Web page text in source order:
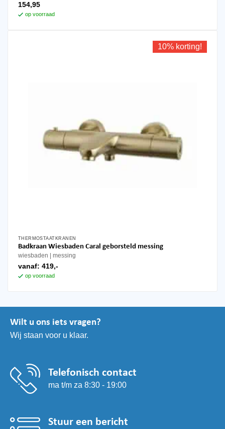
154,95
op voorraad
10% korting!
THERMOSTAATKRANEN
Badkraan Wiesbaden Caral geborsteld messing
wiesbaden messing
vanaf: 419,-
op voorraad
Wilt u ons iets vragen?
Wij staan voor u klaar.
Telefonisch contact
ma t/m za 8:30 - 19:00
Stuur een bericht